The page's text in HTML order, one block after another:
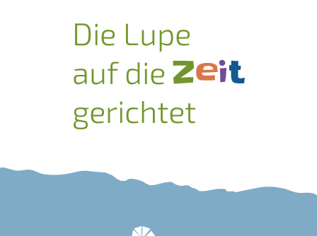
Die Lupe
auf die
gerichtet